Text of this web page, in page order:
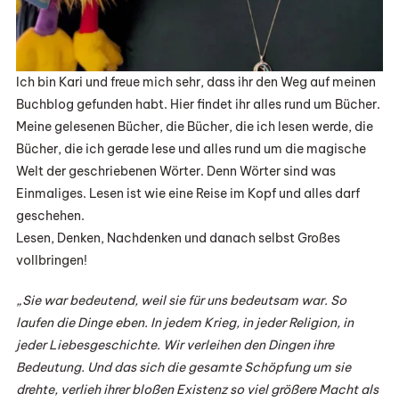
Ich bin Kari und freue mich sehr, dass ihr den Weg auf meinen
Buchblog gefunden habt. Hier findet ihr alles rund um Bücher.
Meine gelesenen Bücher, die Bücher, die ich lesen werde, die
Bücher, die ich gerade lese und alles rund um die magische
Welt der geschriebenen Wörter. Denn Wörter sind was
Einmaliges. Lesen ist wie eine Reise im Kopf und alles darf
geschehen.
Lesen, Denken, Nachdenken und danach selbst Großes
vollbringen!
„Sie war bedeutend, weil sie für uns bedeutsam war. So
laufen die Dinge eben. In jedem Krieg, in jeder Religion, in
jeder Liebesgeschichte. Wir verleihen den Dingen ihre
Bedeutung. Und das sich die gesamte Schöpfung um sie
drehte, verlieh ihrer bloßen Existenz so viel größere Macht als